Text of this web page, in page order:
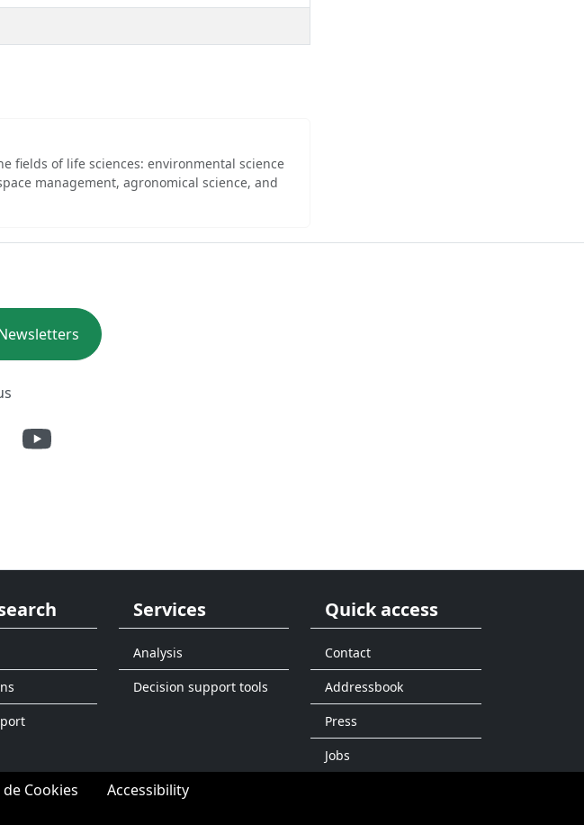
fields of life sciences: environmental science
management, agronomical science, and
Services
Analysis
Decision support tools
Quick access
Contact
Addressbook
Press
Jobs
Cookies
Accessibility